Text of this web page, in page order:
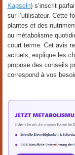
Kapseln) s’inscrit
sur l’utilisateur. Cette
plantes et des
au métabolisme
court terme. Cet avis
actuels, explique les
propose des conseils
correspond à vos